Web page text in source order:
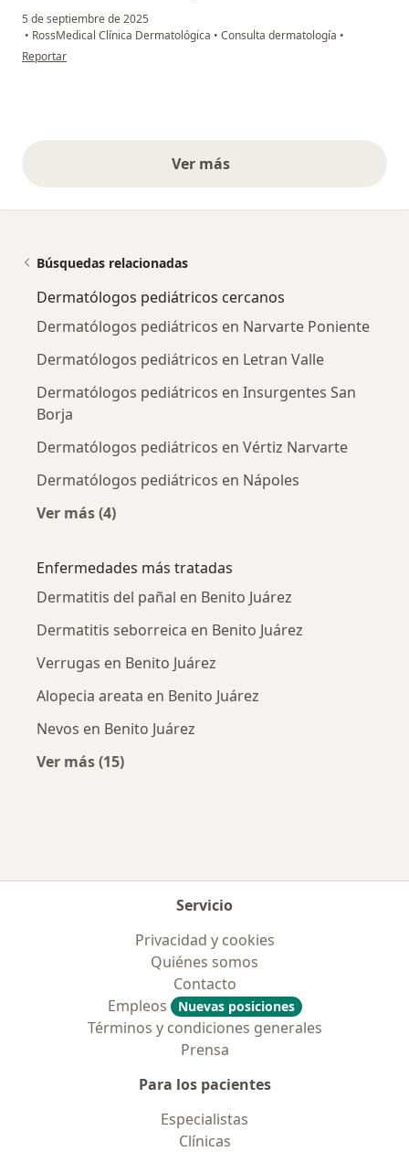
5 de septiembre de 2025
• RossMedical Clínica Dermatológica • Consulta dermatología •
en opinión del usuario ME
Reportar
Ver másopiniones anteriores
Búsquedas relacionadas
Dermatólogos pediátricos cercanos
Dermatólogos pediátricos en Narvarte Poniente
Dermatólogos pediátricos en Letran Valle
Dermatólogos pediátricos en Insurgentes San
Borja
Dermatólogos pediátricos en Vértiz Narvarte
Dermatólogos pediátricos en Nápoles
Ver más (4)
Enfermedades más tratadas
Dermatitis del pañal en Benito Juárez
Dermatitis seborreica en Benito Juárez
Verrugas en Benito Juárez
Alopecia areata en Benito Juárez
Nevos en Benito Juárez
Ver más (15)
Servicio
Privacidad y cookies
Quiénes somos
Contacto
Empleos
Nuevas posiciones
Términos y condiciones generales
Prensa
Para los pacientes
Especialistas
Clínicas